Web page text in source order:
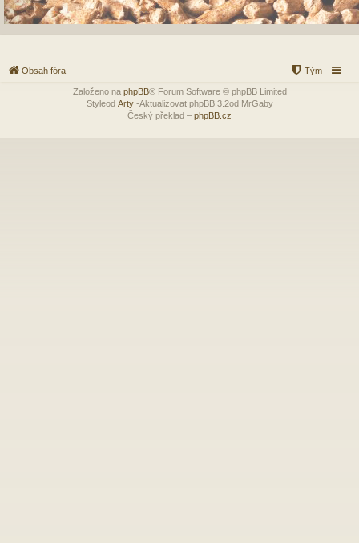
Obsah fóra Tým
Založeno na phpBB® Forum Software © phpBB Limited
Styleod Arty-Aktualizovat phpBB 3.2od MrGaby
Český překlad – phpBB.cz